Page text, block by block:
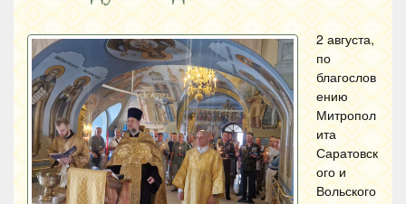
2 августа,
по
благослов
ению
Митропол
ита
Саратовск
ого и
Вольского